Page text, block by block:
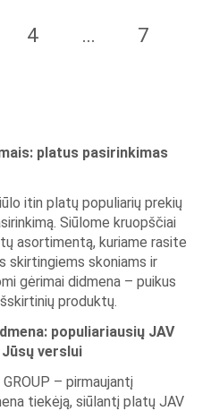
4 … 7
platus pasirinkimas
itin platų populiarių prekių
Siūlome kruopščiai
asortimentą, kuriame rasite
skirtingiems skoniams ir
gėrimai didmena – puikus
produktų.
populiariausių JAV
verslui
– pirmaujantį
tiekėją, siūlantį platų JAV